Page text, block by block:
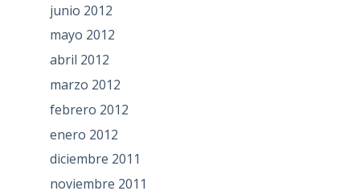
junio 2012
mayo 2012
abril 2012
marzo 2012
febrero 2012
enero 2012
diciembre 2011
noviembre 2011